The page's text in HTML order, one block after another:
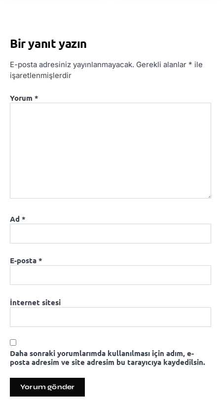
Bir yanıt yazın
E-posta adresiniz yayınlanmayacak. Gerekli alanlar * ile
işaretlenmişlerdir
Yorum *
Ad *
E-posta *
İnternet sitesi
Daha sonraki yorumlarımda kullanılması için adım, e-
posta adresim ve site adresim bu tarayıcıya kaydedilsin.